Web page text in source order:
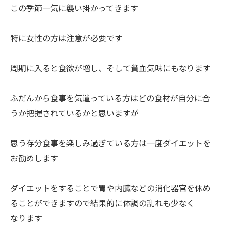
この季節一気に襲い掛かってきます
特に女性の方は注意が必要です
周期に入ると食欲が増し、そして貧血気味にもなります
ふだんから食事を気遣っている方はどの食材が自分に合
うか把握されているかと思いますが
思う存分食事を楽しみ過ぎている方は一度ダイエットを
お勧めします
ダイエットをすることで胃や内臓などの消化器官を休め
ることができますので結果的に体調の乱れも少なく
なります